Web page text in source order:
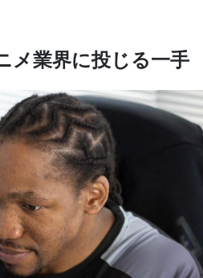
メ業界に投じる一手